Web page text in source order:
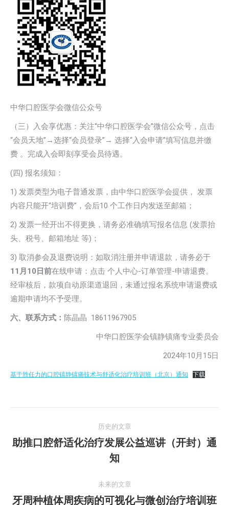
中华口腔医学会微信公众号
（三）入会享优惠：关注“中华口腔医学会”微信公众号，点击
“会员天地”→选择“会员登录”→ 选择“入会申请”填写信息并缴
费 。完成入会即刻享受会员待遇。
(四) 报名须知：
1) 发票类型为电子普通发票，由中华口腔医学会提供， 发票
内容只能开“培训费”，会后10 个工作日内发送至邮箱；
2) 发票一经开出不得更换，请务必准确填写报名信息 (发票抬
头、税号、邮箱地址 等)；
3) 取消参会及退费说明：如取消注册并申请退款，请务必于
11 月10日前在线申请：点击 个人中心-订单管理-申请退费。
经审核后，款项自动原渠道退回，未通过报名系统申请退费或
逾期申请均不予受理。
六、联系方式： 陈晶晶 18611967905
中华口腔医学会镇静镇痛专业委员会
2024年10月15日
基于胜任力的口腔镇静镇痛技术与舒适化治疗培训班（北京）通知 下载
章
历史的文章
历
史
文
助推口腔舒适化治疗发展公益巡讲（开封）通
知
未来的文章
牙周种植体周疾病的可视化与微创治疗培训班